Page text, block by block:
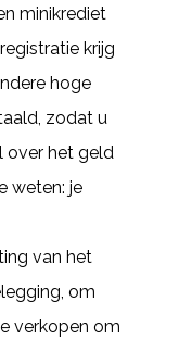
minikrediet
krijg
hoge
zodat u
over het geld
weten: je
van het
om
verkopen om